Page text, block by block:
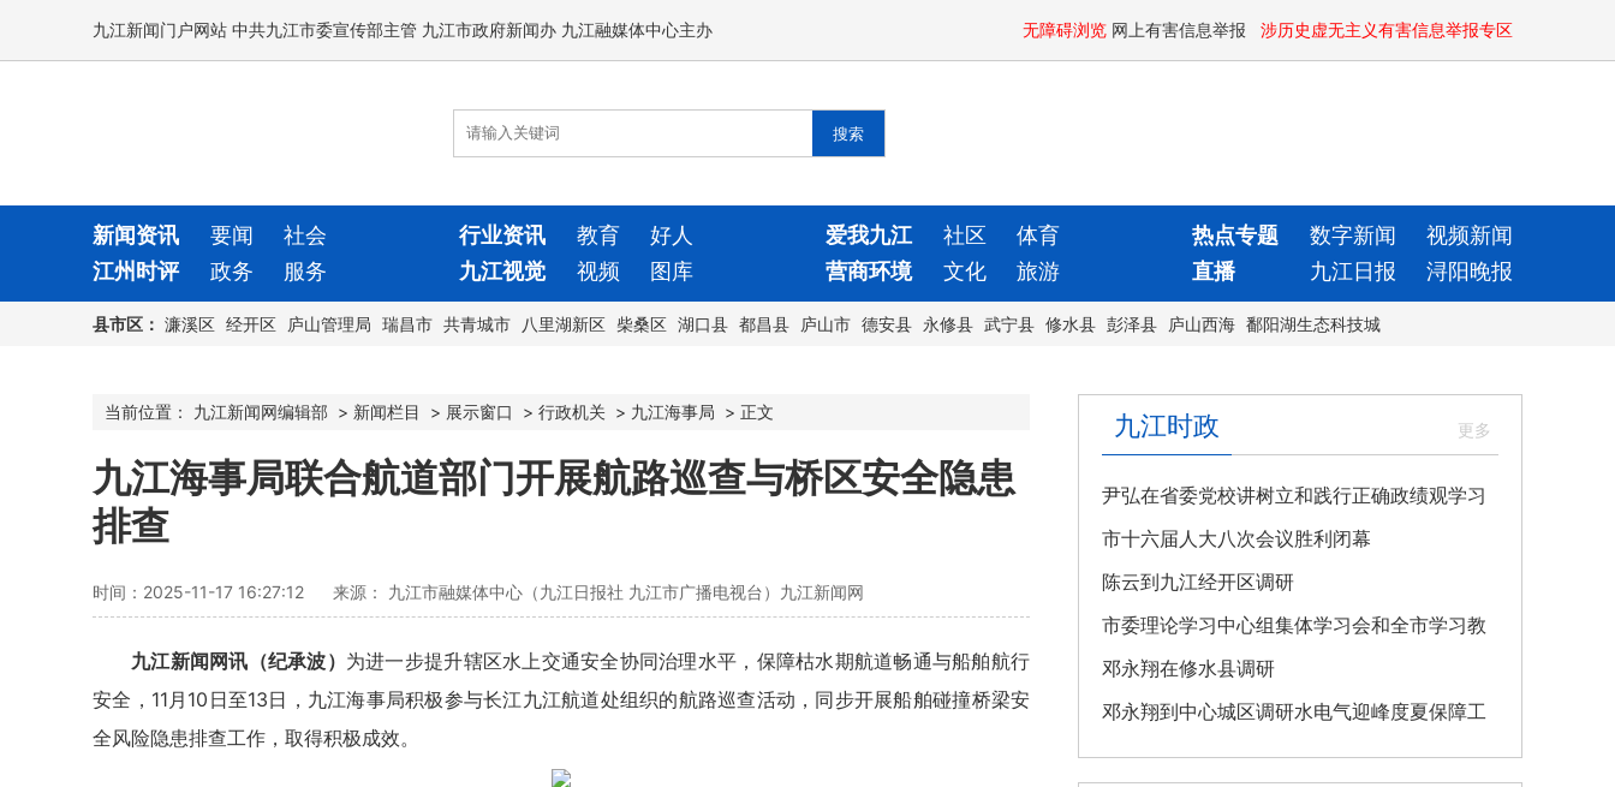
九江新闻门户网站 中共九江市委宣传部主管 九江市政府新闻办 九江融媒体中心主办 无障碍浏览 网上有害信息举报 涉历史虚无主义有害信息举报专区
新闻资讯 要闻 社会 行业资讯 教育 好人 爱我九江 社区 体育 热点专题 数字新闻
视频新闻
江州时评
政务 服务 九江视觉 视频 图库 营商环境 文化 旅游 直播 九江日报 浔阳晚报
县市区： 濂溪区 经开区 庐山管理局 瑞昌市 共青城市 八里湖新区 柴桑区 湖口县 都昌县 庐山市 德安县 永修县 武宁县 修水县 彭泽县 庐山西海 鄱阳湖生态科技城
当前位置： 九江新闻网编辑部 > 新闻栏目 > 展示窗口 > 行政机关 > 九江海事局 > 正文
九江海事局联合航道部门开展航路巡查与桥区安全隐患
排查
时间：2025-11-17 16:27:12 来源： 九江市融媒体中心（九江日报社 九江市广播电视台）九江新闻网
九江新闻网讯（纪承波） 为进一步提升辖区水上交通安全协同治理水平，保障枯水期航道畅通与船舶航行
安全，11月10日至13日，九江海事局积极参与长江九江航道处组织的航路巡查活动，同步开展船舶碰撞桥梁安
全风险隐患排查工作，取得积极成效。
九江时政
尹弘在省委党校讲树立和践行正确政绩观学习
教育专题党课
市十六届人大八次会议胜利闭幕
陈云到九江经开区调研
市委理论学习中心组集体学习会和全市学习教
育整改整治工作汇报会召开
邓永翔在修水县调研
邓永翔到中心城区调研水电气迎峰度夏保障工
作